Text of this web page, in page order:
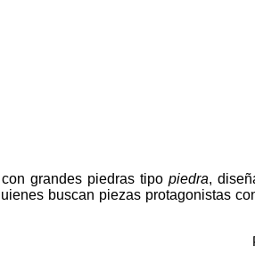
grandes piedras tipo piedra,
buscan piezas protagonistas